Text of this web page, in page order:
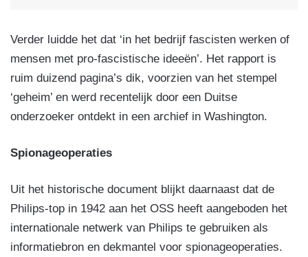
Verder luidde het dat ‘in het bedrijf fascisten werken of
mensen met pro-fascistische ideeën’. Het rapport is
ruim duizend pagina’s dik, voorzien van het stempel
‘geheim’ en werd recentelijk door een Duitse
onderzoeker ontdekt in een archief in Washington.
Spionageoperaties
Uit het historische document blijkt daarnaast dat de
Philips-top in 1942 aan het OSS heeft aangeboden het
internationale netwerk van Philips te gebruiken als
informatiebron en dekmantel voor spionageoperaties.